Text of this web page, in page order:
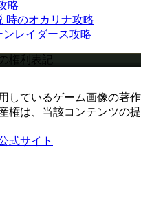
略
時のオカリナ攻略
ンレイダース攻略
権利表記
しているゲーム画像の著
権は、当該コンテンツの
式サイト